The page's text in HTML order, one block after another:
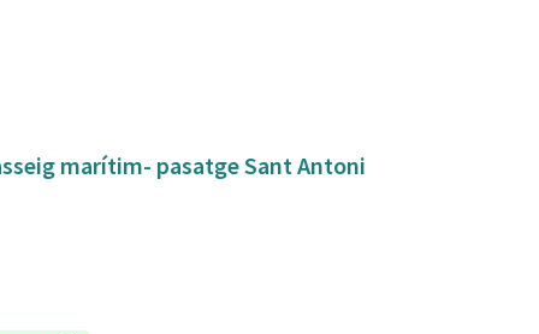
marítim- pasatge Sant Antoni